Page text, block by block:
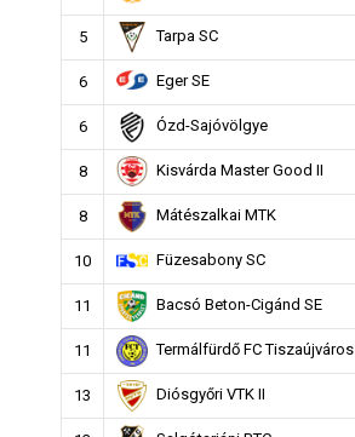
5 Tarpa SC
6 Eger SE
6 Ózd-Sajóvölgye
8 Kisvárda Master Good II
8 Mátészalkai MTK
10 Füzesabony SC
11 Bacsó Beton-Cigánd SE
11 Termálfürdő FC Tiszaújváros
13 Diósgyőri VTK II